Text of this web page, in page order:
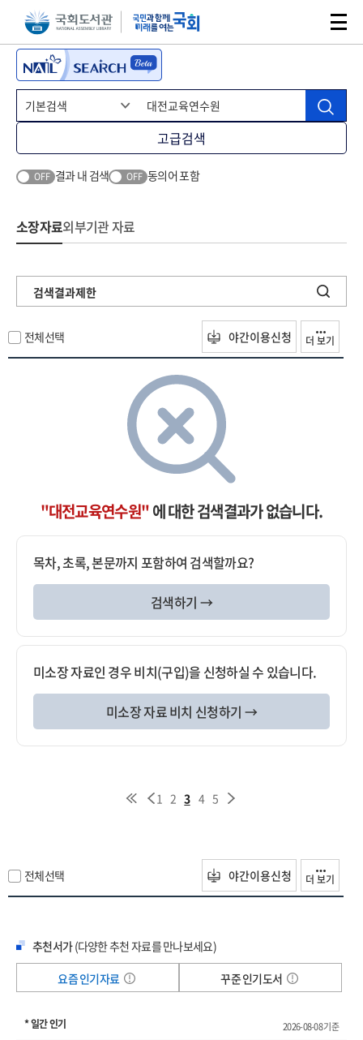
본문 바로가기주메뉴 바로가기
고급검색
OFF 결과 내 검색 OFF 동의어 포함
소장자료외부기관 자료
검색결과제한
전체선택 야간이용신청 더 보기
"대전교육연수원"에 대한 검색결과가 없습니다.
목차, 초록, 본문까지 포함하여 검색할까요?
검색하기 →
미소장 자료인 경우 비치(구입)을 신청하실 수 있습니다.
미소장 자료 비치 신청하기 →
1 2 3 4 5
전체선택 야간이용신청 더 보기
추천서가(다양한 추천 자료를 만나보세요)
요즘 인기자료
꾸준 인기도서
* 일간 인기
2026-08-08 기준